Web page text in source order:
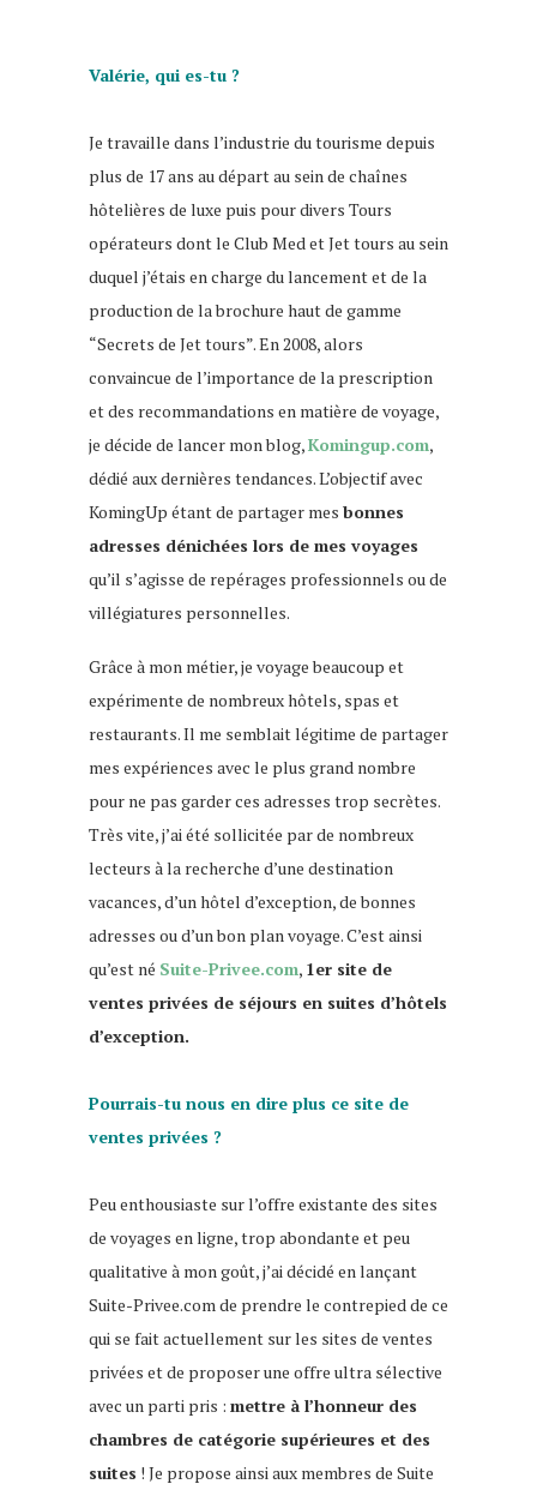
Valérie, qui es-tu ?
Je travaille dans l’industrie du tourisme depuis
plus de 17 ans au départ au sein de chaînes
hôtelières de luxe puis pour divers Tours
opérateurs dont le Club Med et Jet tours au sein
duquel j’étais en charge du lancement et de la
production de la brochure haut de gamme
“Secrets de Jet tours”. En 2008, alors
convaincue de l’importance de la prescription
et des recommandations en matière de voyage,
je décide de lancer mon blog,Komingup.com,
dédié aux dernières tendances. L’objectif avec
KomingUp étant de partager mes bonnes
adresses dénichées lors de mes voyages
qu’il s’agisse de repérages professionnels ou de
villégiatures personnelles.
Grâce à mon métier, je voyage beaucoup et
expérimente de nombreux hôtels, spas et
restaurants. Il me semblait légitime de partager
mes expériences avec le plus grand nombre
pour ne pas garder ces adresses trop secrètes.
Très vite, j’ai été sollicitée par de nombreux
lecteurs à la recherche d’une destination
vacances, d’un hôtel d’exception, de bonnes
adresses ou d’un bon plan voyage. C’est ainsi
qu’est né Suite-Privee.com, 1er site de
ventes privées de séjours en suites d’hôtels
d’exception.
Pourrais-tu nous en dire plus ce site de
ventes privées ?
Peu enthousiaste sur l’offre existante des sites
de voyages en ligne, trop abondante et peu
qualitative à mon goût, j’ai décidé en lançant
Suite-Privee.com de prendre le contrepied de ce
qui se fait actuellement sur les sites de ventes
privées et de proposer une offre ultra sélective
avec un parti pris : mettre à l’honneur des
chambres de catégorie supérieures et des
suites ! Je propose ainsi aux membres de Suite